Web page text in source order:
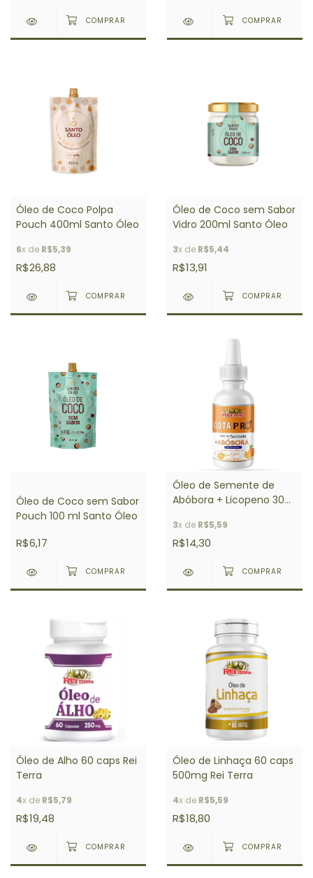
Óleo de Coco Polpa
Pouch 400ml Santo Óleo
6x de R$5,39
R$26,88
Óleo de Coco sem Sabor
Vidro 200ml Santo Óleo
3x de R$5,44
R$13,91
Óleo de Coco sem Sabor
Pouch 100 ml Santo Óleo
R$6,17
Óleo de Semente de
Abóbora + Licopeno 30
3x de R$5,59
R$14,30
Óleo de Alho 60 caps Rei
Terra
4x de R$5,79
R$19,48
Óleo de Linhaça 60 caps
500mg Rei Terra
4x de R$5,59
R$18,80